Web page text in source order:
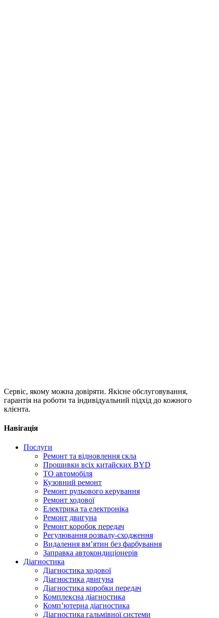
Сервіс, якому можна довіряти. Якісне обслуговування,
гарантія на роботи та індивідуальний підхід до кожного
клієнта.
Навігація
Послуги
Ремонт та відновлення скла
Прошивки всіх китайских BYD
ТО автомобіля
Кузовний ремонт
Ремонт рульового керування
Ремонт ходової
Електрика та електроніка
Ремонт двигуна
Ремонт коробок передач
Регулювання розвалу-сходження
Видалення вм’ятин без фарбування
Заправка автокондиціонерів
Діагностика
Діагностика ходової
Діагностика двигуна
Діагностика коробки передач
Комплексна діагностика
Комп’ютерна діагностика
Діагностика гальмівної системи